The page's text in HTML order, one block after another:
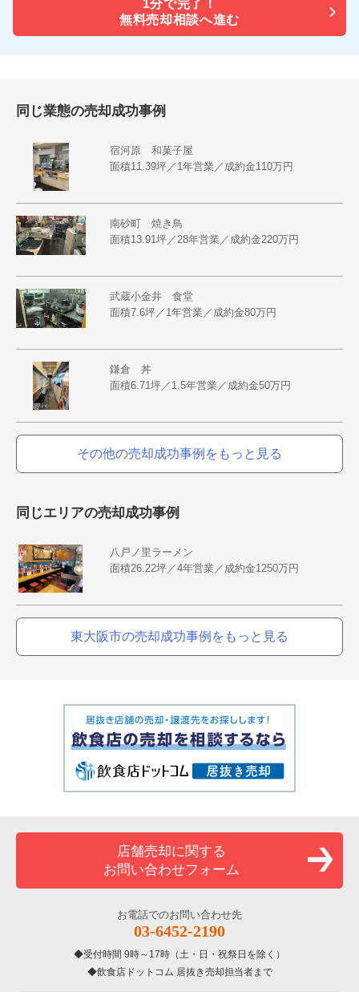
1分で完了！
無料売却相談へ進む
同じ業態の売却成功事例
宿河原 和菓子屋
面積11.39坪／1年営業／成約金110万円
南砂町 焼き鳥
面積13.91坪／28年営業／成約金220万円
武蔵小金井 食堂
面積7.6坪／1年営業／成約金80万円
鎌倉 丼
面積6.71坪／1.5年営業／成約金50万円
その他の売却成功事例をもっと見る
同じエリアの売却成功事例
八戸ノ里ラーメン
面積26.22坪／4年営業／成約金1250万円
東大阪市の売却成功事例をもっと見る
店舗売却に関する
お問い合わせフォーム
お電話でのお問い合わせ先
03-6452-2190
受付時間 9時～17時（土・日・祝祭日を除く）
飲食店ドットコム 居抜き売却担当者まで